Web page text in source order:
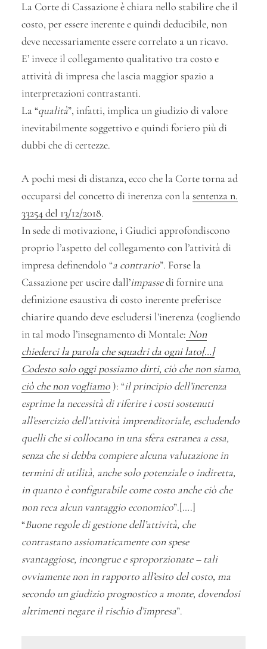
La Corte di Cassazione è chiara nello stabilire che il
costo, per essere inerente e quindi deducibile, non
deve necessariamente essere correlato a un ricavo.
E’ invece il collegamento qualitativo tra costo e
attività di impresa che lascia maggior spazio a
interpretazioni contrastanti.
La “qualità”, infatti, implica un giudizio di valore
inevitabilmente soggettivo e quindi foriero più di
dubbi che di certezze.
A pochi mesi di distanza, ecco che la Corte torna ad
occuparsi del concetto di inerenza con lasentenza n.
33254 del 13/12/2018.
In sede di motivazione, i Giudici approfondiscono
proprio l’aspetto del collegamento con l’attività di
impresa definendolo “a contrario”. Forse la
Cassazione per uscire dall’impassedi fornire una
definizione esaustiva di costo inerente preferisce
chiarire quando deve escludersi l’inerenza (cogliendo
in tal modo l’insegnamento di Montale: Non
chiederci la parola che squadri da ogni lato[…]
Codesto solo oggi possiamo dirti, ciò che non siamo,
ciò che non vogliamo ): “il principio dell’inerenza
esprime la necessità di riferire i costi sostenuti
all’esercizio dell’attività imprenditoriale, escludendo
quelli che si collocano in una sfera estranea a essa,
senza che si debba compiere alcuna valutazione in
termini di utilità, anche solo potenziale o indiretta,
in quanto è configurabile come costo anche ciò che
non reca alcun vantaggio economico”.[….]
“Buone regole di gestione dell’attività, che
contrastano assiomaticamente con spese
svantaggiose, incongrue e sproporzionate – tali
ovviamente non in rapporto all’esito del costo, ma
secondo un giudizio prognostico a monte, dovendosi
altrimenti negare il rischio d’impresa”.